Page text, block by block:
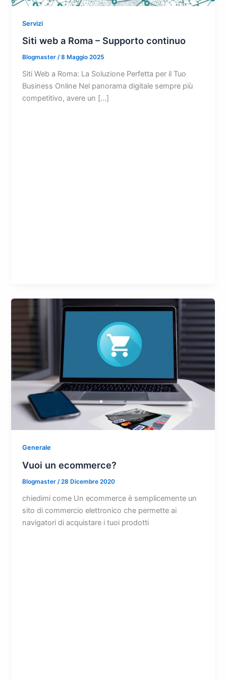
Servizi
Siti web a Roma – Supporto continuo
Blogmaster/8 Maggio 2025
Siti Web a Roma: La Soluzione Perfetta per il Tuo
Business Online Nel panorama digitale sempre più
competitivo, avere un […]
Generale
Vuoi un ecommerce?
Blogmaster /28 Dicembre 2020
chiedimi come Un ecommerce è semplicemente un
sito di commercio elettronico che permette ai
navigatori di acquistare i tuoi prodotti